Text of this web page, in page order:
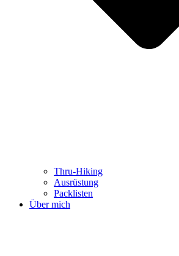
Thru-Hiking
Ausrüstung
Packlisten
Über mich